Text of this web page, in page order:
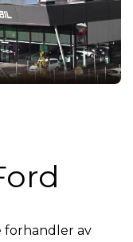
forhandler av